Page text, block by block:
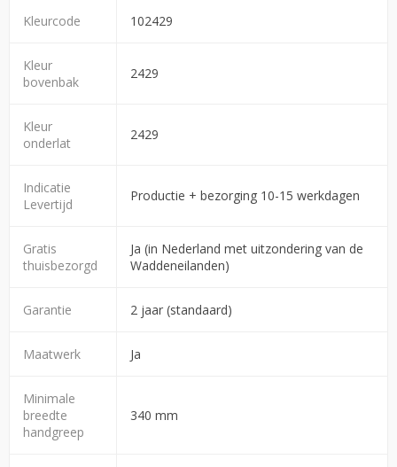
Kleurcode 102429
Kleur
bovenbak
2429
Kleur
onderlat
2429
Indicatie
Levertijd
Productie + bezorging 10-15 werkdagen
Gratis
thuisbezorgd
Ja (in Nederland met uitzondering van de
Waddeneilanden)
Garantie 2 jaar (standaard)
Maatwerk Ja
Minimale
breedte
handgreep
340 mm